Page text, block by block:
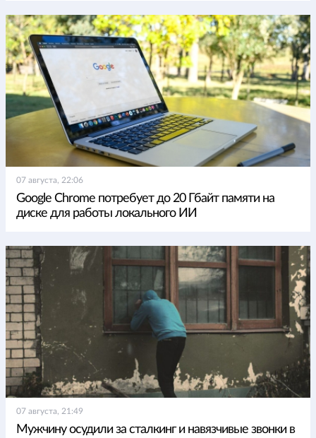
07 августа, 22:06
Google Chrome потребует до 20 Гбайт памяти на
диске для работы локального ИИ
07 августа, 21:49
Мужчину осудили за сталкинг и навязчивые звонки в